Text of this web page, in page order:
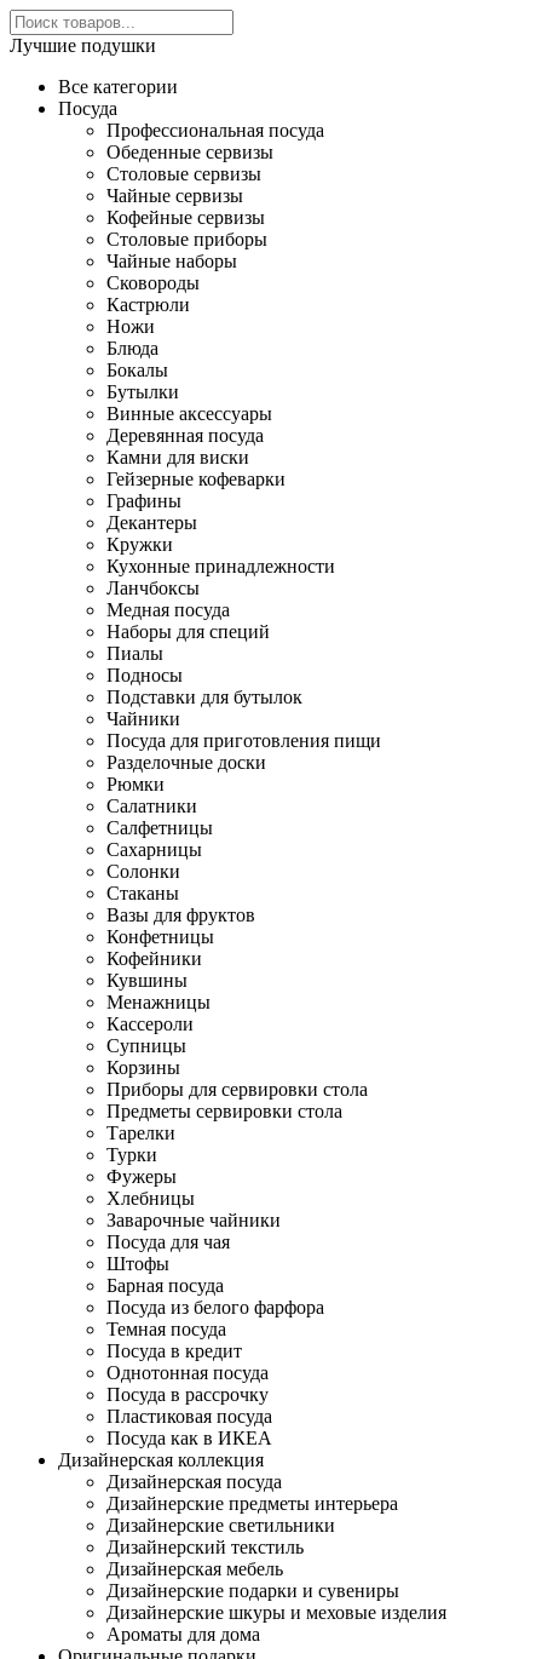
Лучшие подушки
Все категории
Посуда
Профессиональная посуда
Обеденные сервизы
Столовые сервизы
Чайные сервизы
Кофейные сервизы
Столовые приборы
Чайные наборы
Сковороды
Кастрюли
Ножи
Блюда
Бокалы
Бутылки
Винные аксессуары
Деревянная посуда
Камни для виски
Гейзерные кофеварки
Графины
Декантеры
Кружки
Кухонные принадлежности
Ланчбоксы
Медная посуда
Наборы для специй
Пиалы
Подносы
Подставки для бутылок
Чайники
Посуда для приготовления пищи
Разделочные доски
Рюмки
Салатники
Салфетницы
Сахарницы
Солонки
Стаканы
Вазы для фруктов
Конфетницы
Кофейники
Кувшины
Менажницы
Кассероли
Супницы
Корзины
Приборы для сервировки стола
Предметы сервировки стола
Тарелки
Турки
Фужеры
Хлебницы
Заварочные чайники
Посуда для чая
Штофы
Барная посуда
Посуда из белого фарфора
Темная посуда
Посуда в кредит
Однотонная посуда
Посуда в рассрочку
Пластиковая посуда
Посуда как в ИКЕА
Дизайнерская коллекция
Дизайнерская посуда
Дизайнерские предметы интерьера
Дизайнерские светильники
Дизайнерский текстиль
Дизайнерская мебель
Дизайнерские подарки и сувениры
Дизайнерские шкуры и меховые изделия
Ароматы для дома